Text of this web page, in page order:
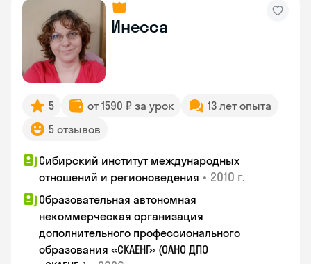
Инесса
5 от 1590 ₽ за урок
13 лет опыта
5 отзывов
Сибирский институт международных
отношений и регионоведения • 2010 г.
Образовательная автономная
некоммерческая организация
дополнительного профессионального
образования «СКАЕНГ» (ОАНО ДПО